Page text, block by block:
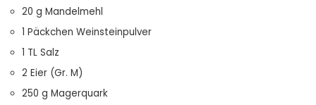
20 g Mandelmehl
1 Päckchen Weinsteinpulver
1 TL Salz
2 Eier (Gr. M)
250 g Magerquark